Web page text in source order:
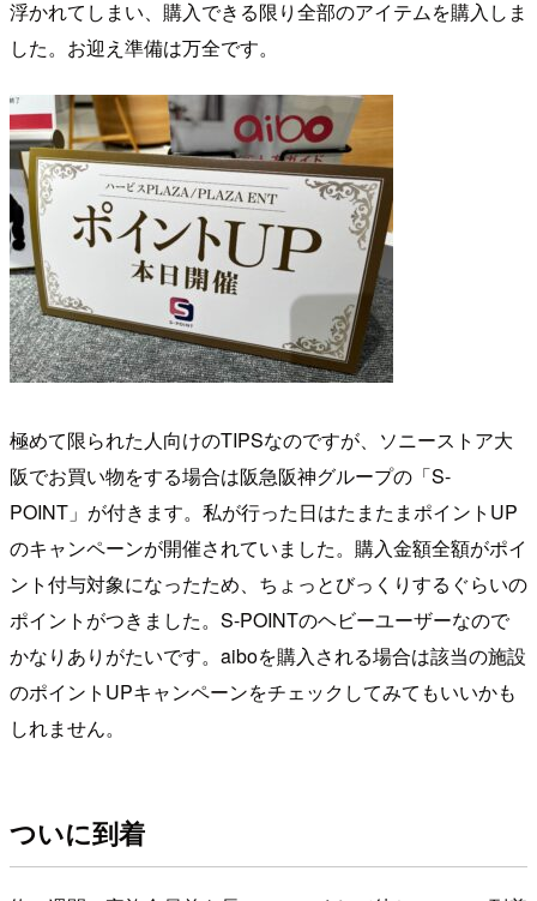
浮かれてしまい、購入できる限り全部のアイテムを購入しま
した。お迎え準備は万全です。
極めて限られた人向けのTIPSなのですが、ソニーストア大
阪でお買い物をする場合は阪急阪神グループの「S-
POINT」が付きます。私が行った日はたまたまポイントUP
のキャンペーンが開催されていました。購入金額全額がポイ
ント付与対象になったため、ちょっとびっくりするぐらいの
ポイントがつきました。S-POINTのヘビーユーザーなので
かなりありがたいです。aiboを購入される場合は該当の施設
のポイントUPキャンペーンをチェックしてみてもいいかも
しれません。
ついに到着